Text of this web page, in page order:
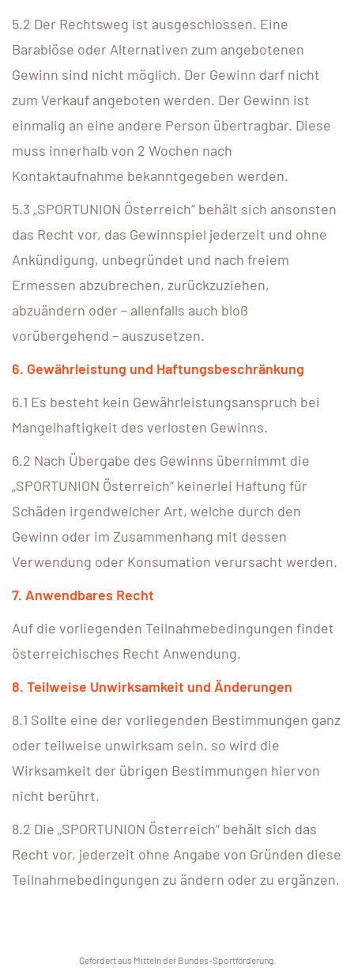
5.2 Der Rechtsweg ist ausgeschlossen. Eine
Barablöse oder Alternativen zum angebotenen
Gewinn sind nicht möglich. Der Gewinn darf nicht
zum Verkauf angeboten werden. Der Gewinn ist
einmalig an eine andere Person übertragbar. Diese
muss innerhalb von 2 Wochen nach
Kontaktaufnahme bekanntgegeben werden.
5.3 „SPORTUNION Österreich“ behält sich ansonsten
das Recht vor, das Gewinnspiel jederzeit und ohne
Ankündigung, unbegründet und nach freiem
Ermessen abzubrechen, zurückzuziehen,
abzuändern oder – allenfalls auch bloß
vorübergehend – auszusetzen.
6. Gewährleistung und Haftungsbeschränkung
6.1 Es besteht kein Gewährleistungsanspruch bei
Mangelhaftigkeit des verlosten Gewinns.
6.2 Nach Übergabe des Gewinns übernimmt die
„SPORTUNION Österreich“ keinerlei Haftung für
Schäden irgendwelcher Art, welche durch den
Gewinn oder im Zusammenhang mit dessen
Verwendung oder Konsumation verursacht werden.
7. Anwendbares Recht
Auf die vorliegenden Teilnahmebedingungen findet
österreichisches Recht Anwendung.
8. Teilweise Unwirksamkeit und Änderungen
8.1 Sollte eine der vorliegenden Bestimmungen ganz
oder teilweise unwirksam sein, so wird die
Wirksamkeit der übrigen Bestimmungen hiervon
nicht berührt.
8.2 Die „SPORTUNION Österreich“ behält sich das
Recht vor, jederzeit ohne Angabe von Gründen diese
Teilnahmebedingungen zu ändern oder zu ergänzen.
Gefördert aus Mitteln der Bundes-Sportförderung.